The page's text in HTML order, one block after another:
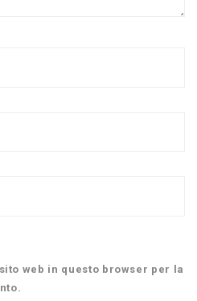
web in questo browser per la